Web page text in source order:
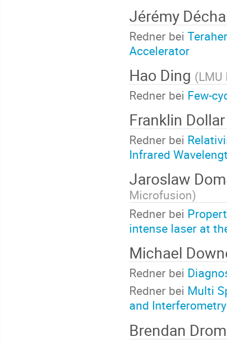
Jérémy
Redner bei
Accelerator
Hao Ding (
Redner bei Few-
Franklin
Redner bei
Infrared
Jaroslaw
Microfusion)
Redner bei
intense laser at
Michael
Redner bei
Redner bei Multi
and
Brendan